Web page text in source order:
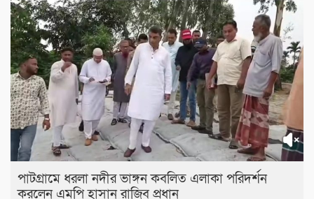
পাটগ্রামে ধরলা নদীর ভাঙ্গন কবলিত এলাকা পরিদর্শন
করলেন এমপি হাসান রাজিব প্রধান